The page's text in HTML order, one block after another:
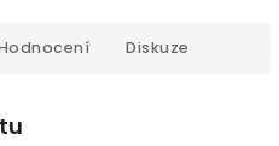
Diskuze